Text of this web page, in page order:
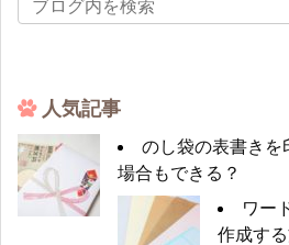
人気記事
のし袋の表書きを
場合もできる？
ワー
作成す